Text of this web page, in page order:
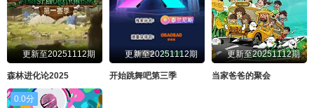
更新至20251112期
森林进化论2025
更新至20251112期
开始跳舞吧第三季
更新至20251112期
当家爸爸的聚会
0.0分